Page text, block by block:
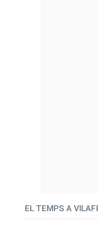
EL TEMPS A